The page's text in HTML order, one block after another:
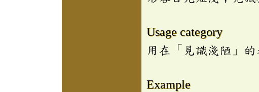
Usage category
用在「見識淺陋」的
Example